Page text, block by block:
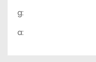
g:
a: